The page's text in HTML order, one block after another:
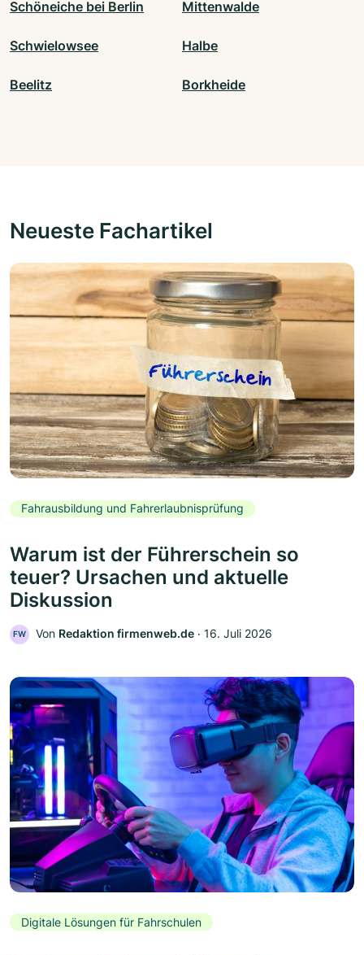
Schöneiche bei Berlin Mittenwalde
Schwielowsee Halbe
Beelitz Borkheide
Neueste Fachartikel
Fahrausbildung und Fahrerlaubnisprüfung
Warum ist der Führerschein so
teuer? Ursachen und aktuelle
Diskussion
FW Von Redaktion firmenweb.de ‧ 16. Juli 2026
Digitale Lösungen für Fahrschulen